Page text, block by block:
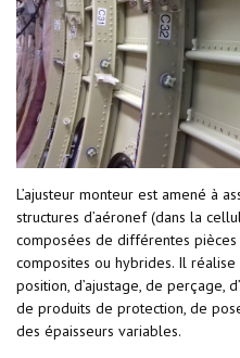
L’ajusteur monteur est amené à
structures d’aéronef (dans la
composées de différentes
composites ou hybrides. Il
position, d’ajustage, de perçage,
de produits de protection, de
des épaisseurs variables.